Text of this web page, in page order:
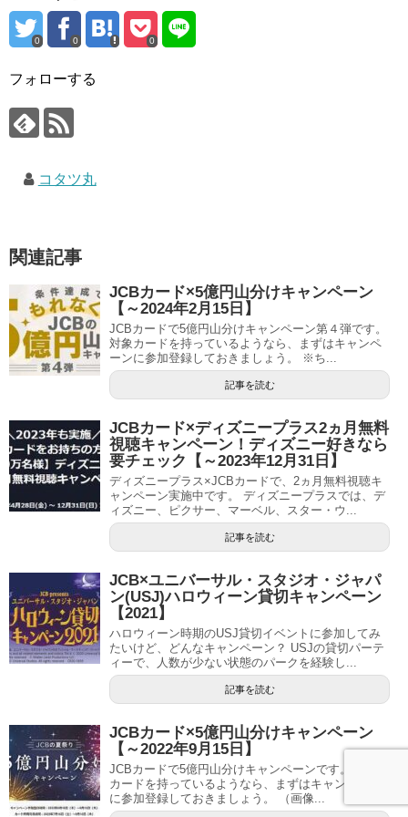
0 0 0
フォローする
コタツ丸
関連記事
JCBカード×5億円山分けキャンペーン
【～2024年2月15日】
JCBカードで5億円山分けキャンペーン第４弾です。
対象カードを持っているようなら、まずはキャンペ
ーンに参加登録しておきましょう。 ※ち...
記事を読む
JCBカード×ディズニープラス2ヵ月無料
視聴キャンペーン！ディズニー好きなら
要チェック【～2023年12月31日】
ディズニープラス×JCBカードで、2ヵ月無料視聴キ
ャンペーン実施中です。 ディズニープラスでは、デ
ィズニー、ピクサー、マーベル、スター・ウ...
記事を読む
JCB×ユニバーサル・スタジオ・ジャパ
ン(USJ)ハロウィーン貸切キャンペーン
【2021】
ハロウィーン時期のUSJ貸切イベントに参加してみ
たいけど、どんなキャンペーン？ USJの貸切パーテ
ィーで、人数が少ない状態のパークを経験し...
記事を読む
JCBカード×5億円山分けキャンペーン
【～2022年9月15日】
JCBカードで5億円山分けキャンペーンです。 対象
カードを持っているようなら、まずはキャンペーン
に参加登録しておきましょう。 （画像...